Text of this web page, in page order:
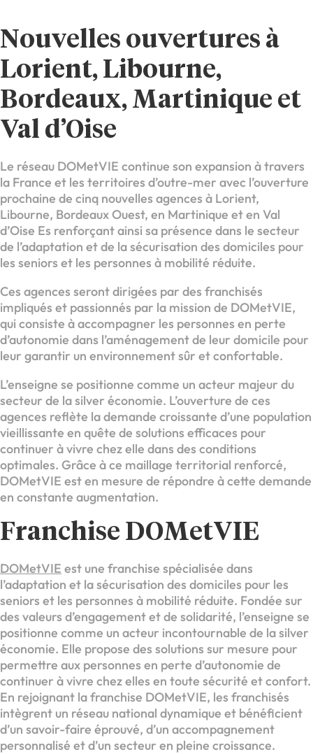
Nouvelles ouvertures à
Lorient, Libourne,
Bordeaux, Martinique et
Val d’Oise
Le réseau DOMetVIE continue son expansion à travers
la France et les territoires d’outre-mer avec l’ouverture
prochaine de cinq nouvelles agences à Lorient,
Libourne, Bordeaux Ouest, en Martinique et en Val
d’Oise Es renforçant ainsi sa présence dans le secteur
de l’adaptation et de la sécurisation des domiciles pour
les seniors et les personnes à mobilité réduite.
Ces agences seront dirigées par des franchisés
impliqués et passionnés par la mission de DOMetVIE,
qui consiste à accompagner les personnes en perte
d’autonomie dans l’aménagement de leur domicile pour
leur garantir un environnement sûr et confortable.
L’enseigne se positionne comme un acteur majeur du
secteur de la silver économie. L’ouverture de ces
agences reflète la demande croissante d’une population
vieillissante en quête de solutions efficaces pour
continuer à vivre chez elle dans des conditions
optimales. Grâce à ce maillage territorial renforcé,
DOMetVIE est en mesure de répondre à cette demande
en constante augmentation.
Franchise DOMetVIE
DOMetVIE est une franchise spécialisée dans
l’adaptation et la sécurisation des domiciles pour les
seniors et les personnes à mobilité réduite. Fondée sur
des valeurs d’engagement et de solidarité, l’enseigne se
positionne comme un acteur incontournable de la silver
économie. Elle propose des solutions sur mesure pour
permettre aux personnes en perte d’autonomie de
continuer à vivre chez elles en toute sécurité et confort.
En rejoignant la franchise DOMetVIE, les franchisés
intègrent un réseau national dynamique et bénéficient
d’un savoir-faire éprouvé, d’un accompagnement
personnalisé et d’un secteur en pleine croissance.